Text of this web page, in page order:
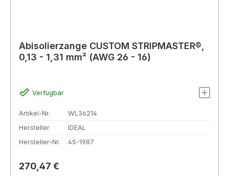
Abisolierzange CUSTOM STRIPMASTER®,
0,13 - 1,31 mm² (AWG 26 - 16)
Verfügbar
Artikel-Nr.
WL36214
Hersteller
IDEAL
Hersteller-Nr.
45-1987
Regulärer Preis:
270,47 €